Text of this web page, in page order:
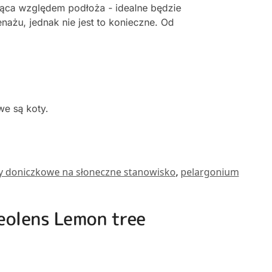
względem podłoża - idealne będzie
jednak nie jest to konieczne. Od
są koty.
doniczkowe na słoneczne stanowisko, pelargonium
Lemon tree